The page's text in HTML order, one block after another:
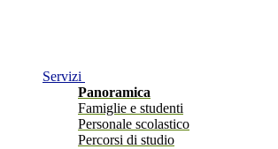
Servizi
Panoramica
Famiglie e studenti
Personale scolastico
Percorsi di studio